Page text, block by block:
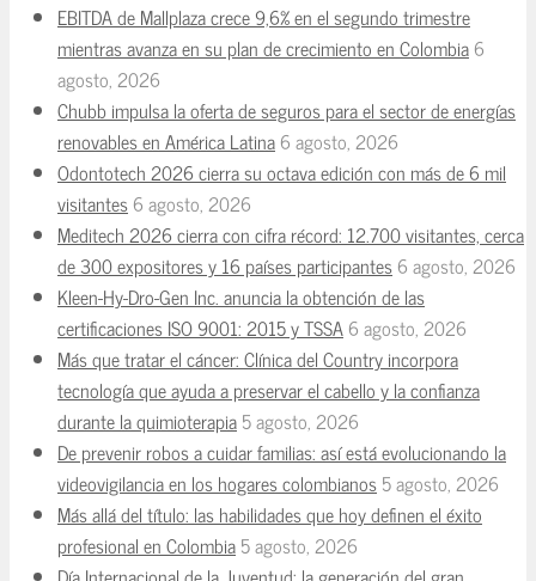
EBITDA de Mallplaza crece 9,6% en el segundo trimestre
mientras avanza en su plan de crecimiento en Colombia6
agosto, 2026
Chubb impulsa la oferta de seguros para el sector de energías
renovables en América Latina6 agosto, 2026
Odontotech 2026 cierra su octava edición con más de 6 mil
visitantes6 agosto, 2026
Meditech 2026 cierra con cifra récord: 12.700 visitantes, cerca
de 300 expositores y 16 países participantes6 agosto, 2026
Kleen-Hy-Dro-Gen Inc. anuncia la obtención de las
certificaciones ISO 9001: 2015 y TSSA6 agosto, 2026
Más que tratar el cáncer: Clínica del Country incorpora
tecnología que ayuda a preservar el cabello y la confianza
durante la quimioterapia5 agosto, 2026
De prevenir robos a cuidar familias: así está evolucionando la
videovigilancia en los hogares colombianos5 agosto, 2026
Más allá del título: las habilidades que hoy definen el éxito
profesional en Colombia5 agosto, 2026